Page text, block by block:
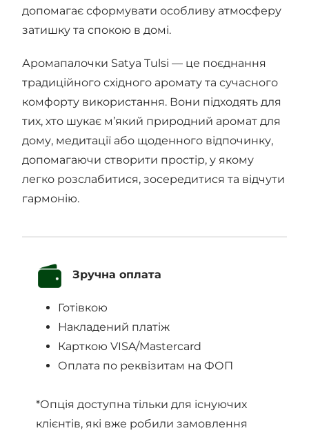
допомагає сформувати особливу атмосферу
затишку та спокою в домі.
Аромапалочки Satya Tulsi — це поєднання
традиційного східного аромату та сучасного
комфорту використання. Вони підходять для
тих, хто шукає м’який природний аромат для
дому, медитації або щоденного відпочинку,
допомагаючи створити простір, у якому
легко розслабитися, зосередитися та відчути
гармонію.
Зручна оплата
Готівкою
Накладений платіж
Карткою VISA/Mastercard
Оплата по реквізитам на ФОП
*Опція доступна тільки для існуючих
клієнтів, які вже робили замовлення